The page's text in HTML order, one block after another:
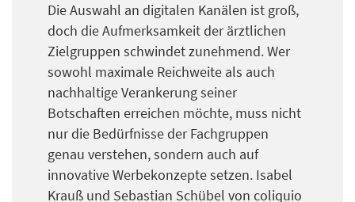
Die Auswahl an digitalen Kanälen ist groß,
doch die Aufmerksamkeit der ärztlichen
Zielgruppen schwindetzunehmend. Wer
sowohl maximale Reichweite als auch
nachhaltige Verankerung seiner
Botschaften erreichen möchte, muss nicht
nur die Bedürfnisse der Fachgruppen
genau verstehen, sondern auch auf
innovative Werbekonzepte setzen. Isabel
Krauß und Sebastian Schübel von coliquio